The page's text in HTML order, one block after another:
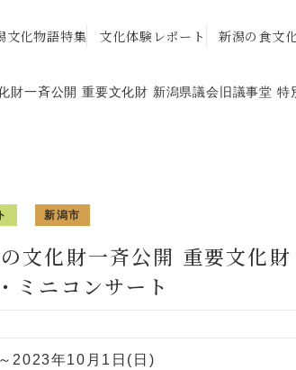
文化物語特集 文化体験レポート 新潟の食文
財一斉公開 重要文化財 新潟県議会旧議事堂 特
新潟市
文化財一斉公開 重要文化
ミニコンサート
2023年10月1日(日)